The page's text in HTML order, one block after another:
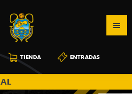
TIENDA ENTRADAS